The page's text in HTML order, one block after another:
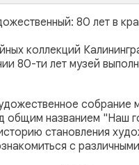
80 лет в
коллекций
80-ти лет музей
общим названием "Наш
становления
с